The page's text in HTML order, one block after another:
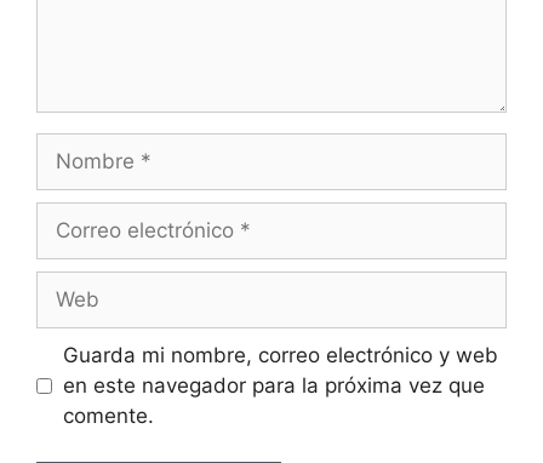
electrónico
Guarda mi nombre, correo electrónico y web
en este navegador para la próxima vez que
comente.